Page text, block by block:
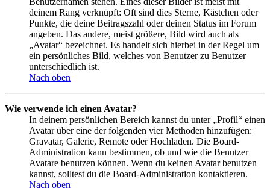
deinem Rang verknüpft: Oft sind dies Sterne, Kästchen oder
Punkte, die deine Beitragszahl oder deinen Status im Forum
angeben. Das andere, meist größere, Bild wird auch als
„Avatar“ bezeichnet. Es handelt sich hierbei in der Regel um
ein persönliches Bild, welches von Benutzer zu Benutzer
unterschiedlich ist.
Nach oben
Wie verwende ich einen Avatar?
In deinem persönlichen Bereich kannst du unter „Profil“ einen
Avatar über eine der folgenden vier Methoden hinzufügen:
Gravatar, Galerie, Remote oder Hochladen. Die Board-
Administration kann bestimmen, ob und wie die Benutzer
Avatare benutzen können. Wenn du keinen Avatar benutzen
kannst, solltest du die Board-Administration kontaktieren.
Nach oben